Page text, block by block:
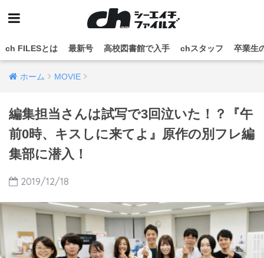
ch FILESとは 最新号 高校図書館で入手 chスタッフ 卒業生
ホーム MOVIE
編集担当さんは試写で3回泣いた！？『午
前0時、キスしに来てよ』原作の別フレ編
集部に潜入！
2019/12/18